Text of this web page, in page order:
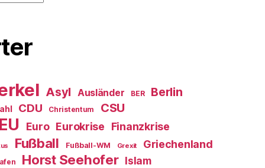
Asyl Ausländer BER Berlin
CDU Christentum CSU
EU Euro Eurokrise Finanzkrise
Fußball Fußball-WM Grexit Griechenland
Horst Seehofer Islam